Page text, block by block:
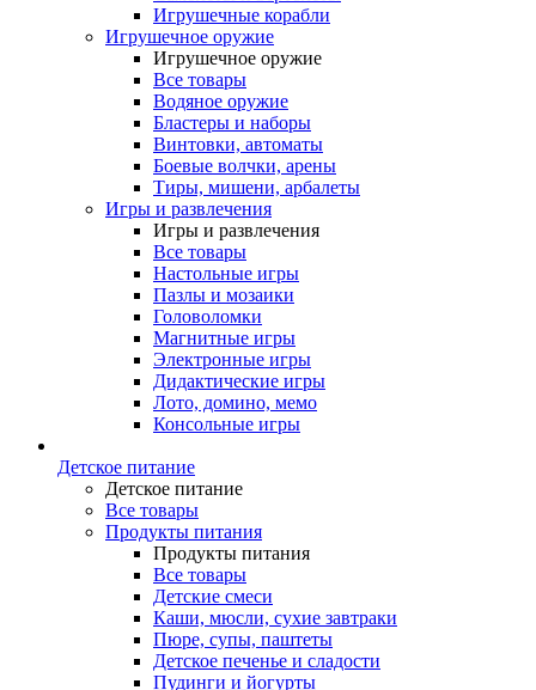
Игрушечные корабли
Игрушечное оружие
Игрушечное оружие
Все товары
Водяное оружие
Бластеры и наборы
Винтовки, автоматы
Боевые волчки, арены
Тиры, мишени, арбалеты
Игры и развлечения
Игры и развлечения
Все товары
Настольные игры
Пазлы и мозаики
Головоломки
Магнитные игры
Электронные игры
Дидактические игры
Лото, домино, мемо
Консольные игры
Детское питание
Детское питание
Все товары
Продукты питания
Продукты питания
Все товары
Детские смеси
Каши, мюсли, сухие завтраки
Пюре, супы, паштеты
Детское печенье и сладости
Пудинги и йогурты